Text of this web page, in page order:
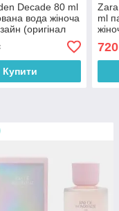
Decade 80 ml
вода жіноча
(оригінал
Купити
ml
720